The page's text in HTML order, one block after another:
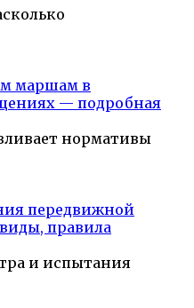
маршам в
— подробная
нормативы
передвижной
правила
и испытания